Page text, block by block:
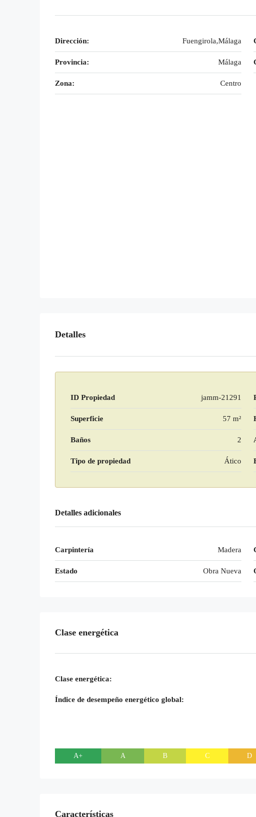
Dirección: Fuengirola,Málaga
Provincia: Málaga
Zona: Centro
Detalles
ID Propiedad jamm-21291
Superficie 57 m²
Baños 2
Tipo de propiedad Ático
Detalles adicionales
Carpintería Madera
Estado Obra Nueva
Clase energética
Clase energética:
Índice de desempeño energético global:
A+ A B C D
Características